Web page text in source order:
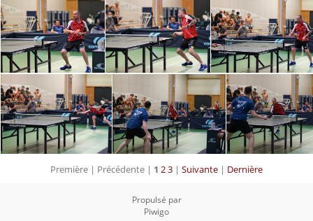
Première | Précédente | 1 23 | Suivante | Dernière
Propulsé par
Piwigo